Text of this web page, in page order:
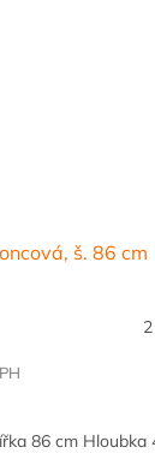
š. 86 cm
86 cm Hloubka